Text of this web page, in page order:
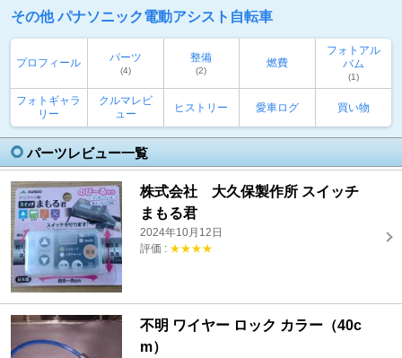
その他 パナソニック電動アシスト自転車
プロフィール パーツ
(4)
整備
(2)
燃費
フォトアル
バム
(1)
フォトギャラ
リー
クルマレビ
ュー
ヒストリー 愛車ログ 買い物
パーツレビュー一覧
株式会社 大久保製作所 スイッチ
まもる君
2024年10月12日
評価 : ★★★★
不明 ワイヤー ロック カラー（40c
m）